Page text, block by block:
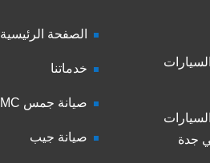
جدة
الصفحة الرئيسية
خدماتنا
صيانة جمس GMC
صيانة جيب